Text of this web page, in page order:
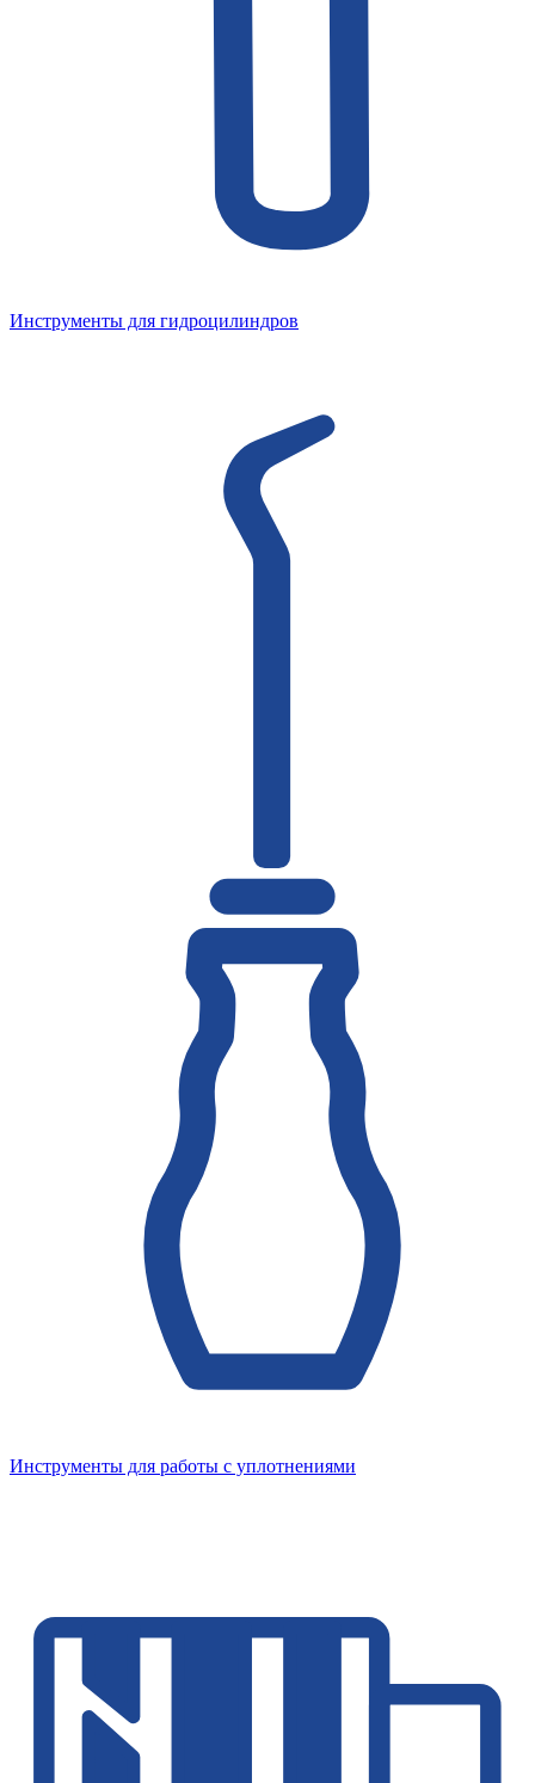
Инструменты для гидроцилиндров
Инструменты для работы с уплотнениями